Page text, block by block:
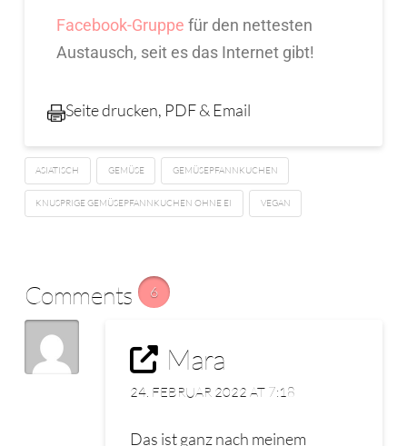
Facebook-Gruppe für den nettesten
Austausch, seit es das Internet gibt!
Seite drucken, PDF & Email
ASIATISCH GEMÜSE GEMÜSEPFANNKUCHEN
KNUSPRIGE GEMÜSEPFANNKUCHEN OHNE EI VEGAN
Comments 6
Mara
24. FEBRUAR 2022 AT 7:18
Das ist ganz nach meinem